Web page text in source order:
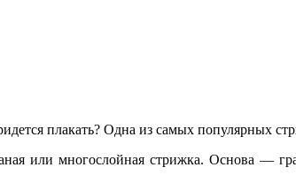
плакать? Одна из самых популярных
или многослойная стрижка. Основа —